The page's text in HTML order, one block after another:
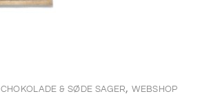
CHOKOLADE & SØDE SAGER,WEBSHOP